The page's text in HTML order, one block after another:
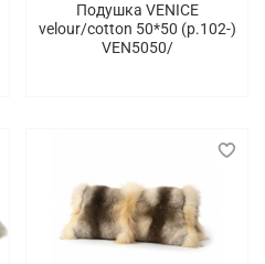
Подушка VENICE
velour/cotton 50*50 (p.102-)
VEN5050/